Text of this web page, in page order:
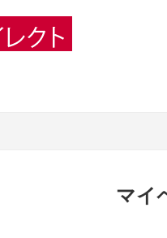
マイ